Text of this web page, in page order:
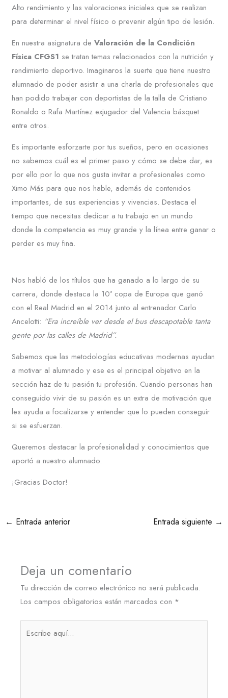
Alto rendimiento y las valoraciones iniciales que se realizan
para determinar el nivel físico o prevenir algún tipo de lesión.
En nuestra asignatura deValoración de la Condición
Física CFGS1 se tratan temas relacionados con la nutrición y
rendimiento deportivo. Imaginaros la suerte que tiene nuestro
alumnado de poder asistir a una charla de profesionales que
han podido trabajar con deportistas de la talla de Cristiano
Ronaldo o Rafa Martínez exjugador del Valencia básquet
entre otros.
Es importante esforzarte por tus sueños, pero en ocasiones
no sabemos cuál es el primer paso y cómo se debe dar, es
por ello por lo que nos gusta invitar a profesionales como
Ximo Más para que nos hable, además de contenidos
importantes, de sus experiencias y vivencias. Destaca el
tiempo que necesitas dedicar a tu trabajo en un mundo
donde la competencia es muy grande y la línea entre ganar o
perder es muy fina.
Nos habló de los títulos que ha ganado a lo largo de su
carrera, donde destaca la 10ª copa de Europa que ganó
con el Real Madrid en el 2014 junto al entrenador Carlo
Ancelotti: “Era increíble ver desde el bus descapotable tanta
gente por las calles de Madrid”.
Sabemos que las metodologías educativas modernas ayudan
a motivar al alumnado y ese es el principal objetivo en la
sección haz de tu pasión tu profesión. Cuando personas han
conseguido vivir de su pasión es un extra de motivación que
les ayuda a focalizarse y entender que lo pueden conseguir
si se esfuerzan.
Queremos destacar la profesionalidad y conocimientos que
aportó a nuestro alumnado.
¡Gracias Doctor!
← Entrada anterior Entrada siguiente →
Deja un comentario
Tu dirección de correo electrónico no será publicada.
Los campos obligatorios están marcados con *